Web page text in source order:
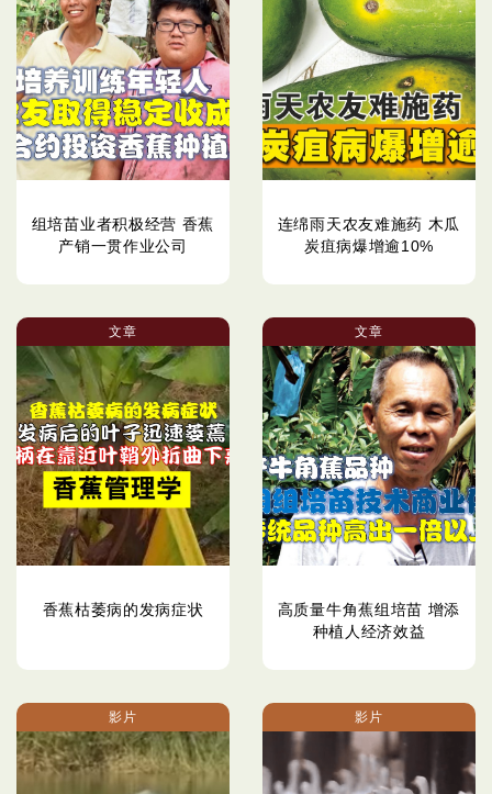
组培苗业者积极经营 香蕉
产销一贯作业公司
连绵雨天农友难施药 木瓜
炭疽病爆增逾10%
文章
香蕉枯萎病的发病症状
文章
高质量牛角蕉组培苗 增添
种植人经济效益
影片 影片